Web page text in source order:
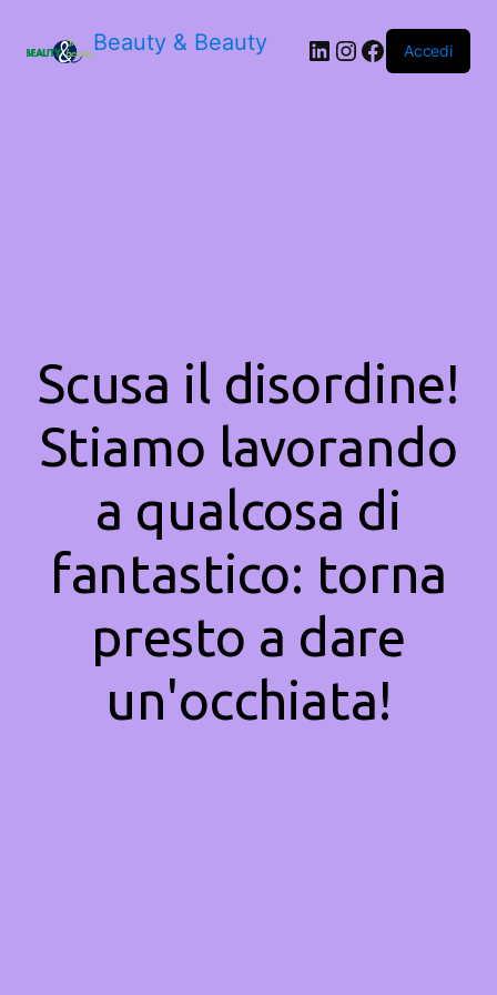
Beauty & Beauty LinkedIn
Instagram
Facebook
Accedi
Scusa il disordine!
Stiamo lavorando
a qualcosa di
fantastico: torna
presto a dare
un'occhiata!